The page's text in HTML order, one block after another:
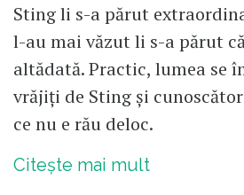
Sting li s-a părut
l-au mai văzut li s-a părut
altădată. Practic, lumea se
vrăjiți de Sting și
ce nu e rău deloc.
Citește mai mult